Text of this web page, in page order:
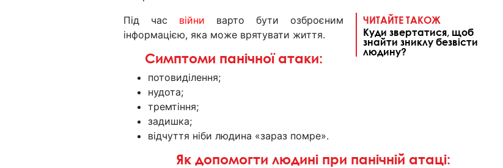
ЧИТАЙТЕ ТАКОЖ
Куди звертатися, щоб
знайти зниклу безвісти
людину?
Під час війни варто бути озброєним
інформацією, яка може врятувати життя.
Симптоми панічної атаки:
потовиділення;
нудота;
тремтіння;
задишка;
відчуття ніби людина «зараз помре».
Як допомогти людині при панічній атаці: